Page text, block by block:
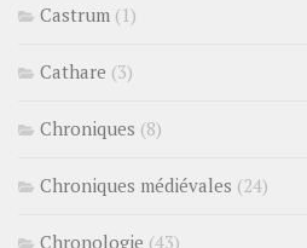
Castrum (1)
Cathare (3)
Chroniques (8)
Chroniques médiévales (24)
Chronologie (43)